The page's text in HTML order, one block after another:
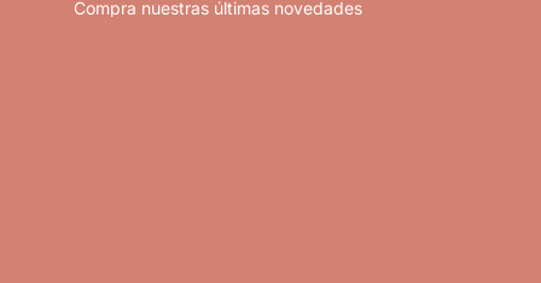
Compra nuestras últimas novedades